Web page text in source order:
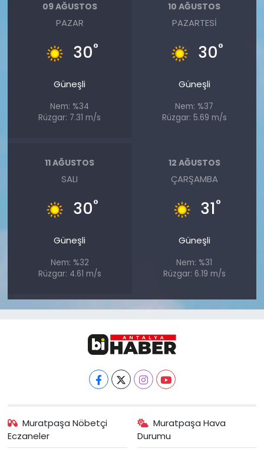
09 AĞUSTOS
PAZAR
30°
Güneşli
Nem: %34
Rüzgar: 7.31 m/s
10 AĞUSTOS
PAZARTESI
30°
Güneşli
Nem: %37
Rüzgar: 5.69 m/s
11 AĞUSTOS
SALI
30°
Güneşli
Nem: %32
Rüzgar: 4.61 m/s
12 AĞUSTOS
ÇARŞAMBA
31°
Güneşli
Nem: %31
Rüzgar: 6.19 m/s
Muratpaşa Nöbetçi
Eczaneler
Muratpaşa Hava
Durumu